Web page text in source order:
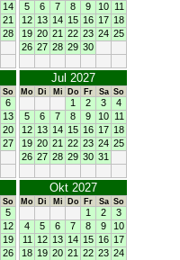
14
21
28
5
6 7 8 9 10 11
12 13 14 15 16 17 18
19 20 21 22 23 24 25
26 27 28 29 30
So
6
13
20
27
Jul 2027
Mo Di Mi Do Fr Sa So
1 2 3
4
5
6 7 8 9 10 11
12 13 14 15 16 17 18
19 20 21 22 23 24 25
26 27 28 29 30 31
So
5
12
19
26
Okt 2027
Mo Di Mi Do Fr Sa So
1 2
3
4
5 6 7 8 9
10
11 12 13 14 15 16 17
18 19 20 21 22 23 24